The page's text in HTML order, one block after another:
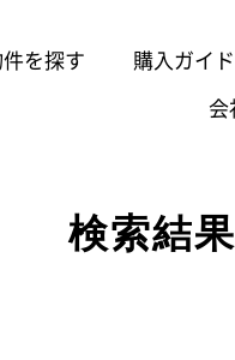
を探す 購入ガイド
会
検索結